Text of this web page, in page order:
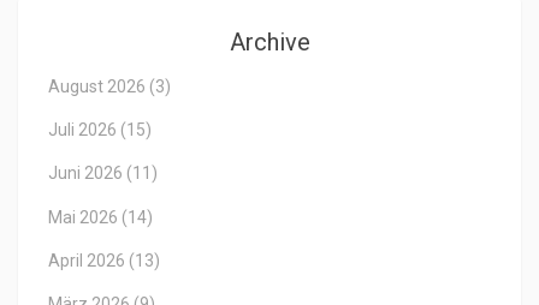
Archive
August 2026 (3)
Juli 2026 (15)
Juni 2026 (11)
Mai 2026 (14)
April 2026 (13)